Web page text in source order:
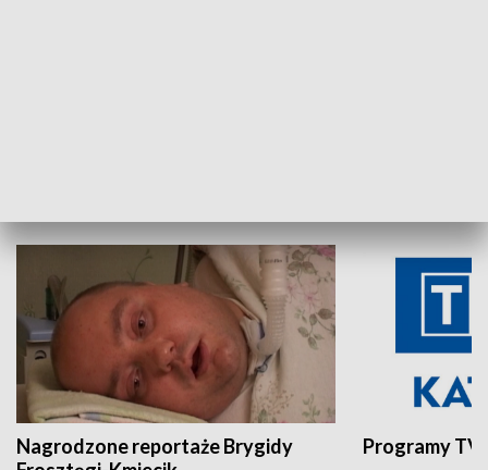
Nagrodzone reportaże Brygidy
Programy